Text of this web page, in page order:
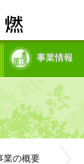
事業情報
業の概要